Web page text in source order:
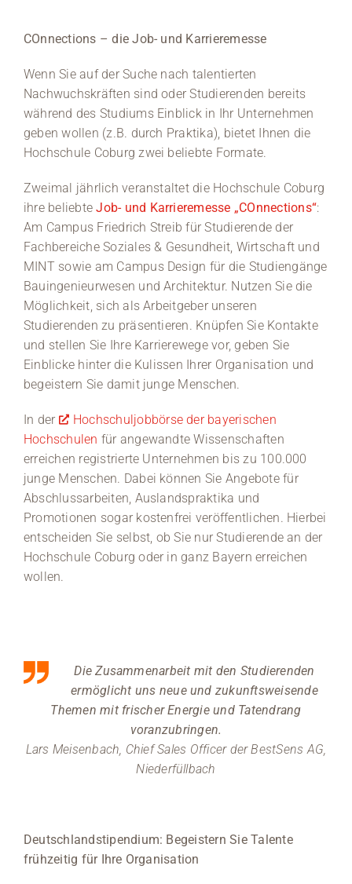
COnnections – die Job- und Karrieremesse
Wenn Sie auf der Suche nach talentierten
Nachwuchskräften sind oder Studierenden bereits
während des Studiums Einblick in Ihr Unternehmen
geben wollen (z.B. durch Praktika), bietet Ihnen die
Hochschule Coburg zwei beliebte Formate.
Zweimal jährlich veranstaltet die Hochschule Coburg
ihre beliebteJob- und Karrieremesse „COnnections“:
Am Campus Friedrich Streib für Studierende der
Fachbereiche Soziales & Gesundheit, Wirtschaft und
MINT sowie am Campus Design für die Studiengänge
Bauingenieurwesen und Architektur. Nutzen Sie die
Möglichkeit, sich als Arbeitgeber unseren
Studierenden zu präsentieren. Knüpfen Sie Kontakte
und stellen Sie Ihre Karrierewege vor, geben Sie
Einblicke hinter die Kulissen Ihrer Organisation und
begeistern Sie damit junge Menschen.
In der
Hochschuljobbörse der bayerischen
Hochschulen für angewandte Wissenschaften
erreichen registrierte Unternehmen bis zu 100.000
junge Menschen. Dabei können Sie Angebote für
Abschlussarbeiten, Auslandspraktika und
Promotionen sogar kostenfrei veröffentlichen. Hierbei
entscheiden Sie selbst, ob Sie nur Studierende an der
Hochschule Coburg oder in ganz Bayern erreichen
wollen.
Die Zusammenarbeit mit den Studierenden
ermöglicht uns neue und zukunftsweisende
Themen mit frischer Energie und Tatendrang
voranzubringen.
Lars Meisenbach, Chief Sales Officer der BestSens AG,
Niederfüllbach
Deutschlandstipendium: Begeistern Sie Talente
frühzeitig für Ihre Organisation